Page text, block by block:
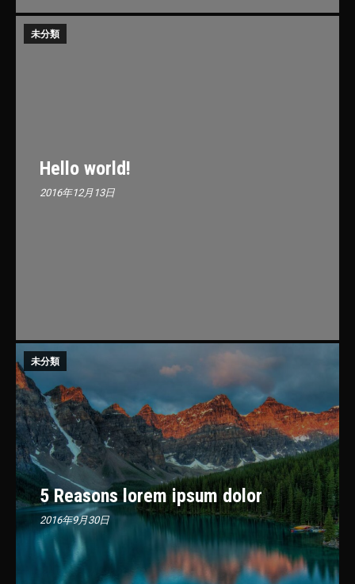
未分類
Hello world!
2016年12月13日
未分類
5 Reasons lorem ipsum dolor
2016年9月30日